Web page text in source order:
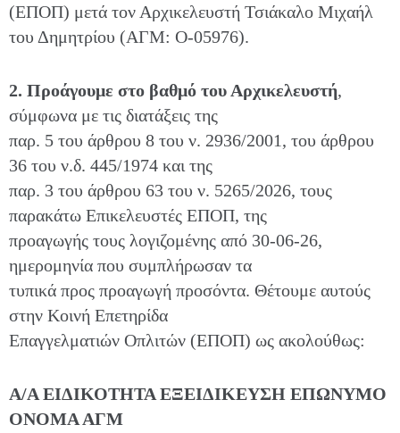
(ΕΠΟΠ) μετά τον Αρχικελευστή Τσιάκαλο Μιχαήλ
του Δημητρίου (ΑΓΜ: Ο-05976).
2. Προάγουμε στο βαθμό του Αρχικελευστή,
σύμφωνα με τις διατάξεις της
παρ. 5 του άρθρου 8 του ν. 2936/2001, του άρθρου
36 του ν.δ. 445/1974 και της
παρ. 3 του άρθρου 63 του ν. 5265/2026, τους
παρακάτω Επικελευστές ΕΠΟΠ, της
προαγωγής τους λογιζομένης από 30-06-26,
ημερομηνία που συμπλήρωσαν τα
τυπικά προς προαγωγή προσόντα. Θέτουμε αυτούς
στην Κοινή Επετηρίδα
Επαγγελματιών Οπλιτών (ΕΠΟΠ) ως ακολούθως:
Α/Α ΕΙΔΙΚΟΤΗΤΑ ΕΞΕΙΔΙΚΕΥΣΗ ΕΠΩΝΥΜΟ
ΟΝΟΜΑ ΑΓΜ